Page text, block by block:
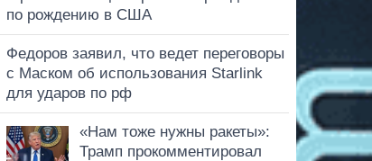
по рождению в США
Федоров заявил, что ведет переговоры
с Маском об использования Starlink
для ударов по рф
«Нам тоже нужны ракеты»:
Трамп прокомментировал